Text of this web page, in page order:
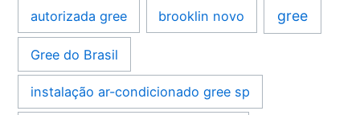
autorizada gree brooklin novo gree
Gree do Brasil
instalação ar-condicionado gree sp